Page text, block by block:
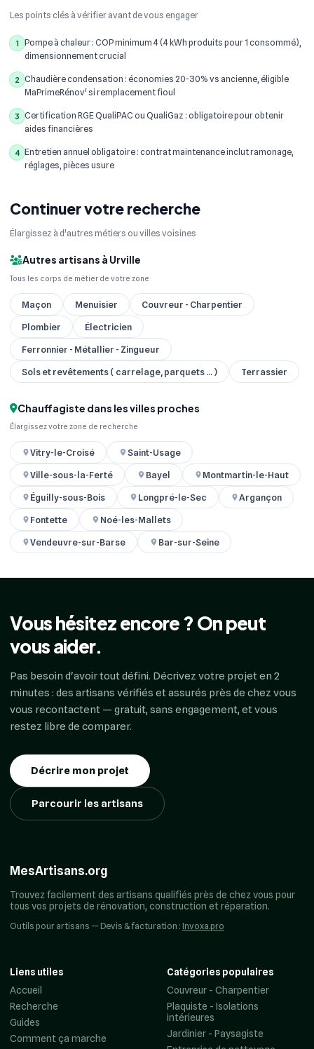
Les points clés à vérifier avant de vous engager
1
Pompe à chaleur : COP minimum 4 (4 kWh produits pour 1 consommé),
dimensionnement crucial
2
Chaudière condensation : économies 20-30% vs ancienne, éligible
MaPrimeRénov' si remplacement fioul
3
Certification RGE QualiPAC ou QualiGaz : obligatoire pour obtenir
aides financières
4 Entretien annuel obligatoire : contrat maintenance inclut ramonage,
réglages, pièces usure
Continuer votre recherche
Élargissez à d'autres métiers ou villes voisines
Autres artisans à Urville
Tous les corps de métier de votre zone
Maçon Menuisier
Couvreur - Charpentier
Plombier
Électricien
Ferronnier - Métallier - Zingueur
Sols et revêtements ( carrelage, parquets ... )
Terrassier
Chauffagiste dans les villes proches
Élargissez votre zone de recherche
Vitry-le-Croisé
Saint-Usage
Ville-sous-la-Ferté
Bayel
Montmartin-le-Haut
Éguilly-sous-Bois
Longpré-le-Sec
Argançon
Fontette
Noé-les-Mallets
Vendeuvre-sur-Barse
Bar-sur-Seine
Vous hésitez encore ? On peut
vous aider.
Pas besoin d'avoir tout défini. Décrivez votre projet en 2
minutes : des artisans vérifiés et assurés près de chez vous
vous recontactent — gratuit, sans engagement, et vous
restez libre de comparer.
Décrire mon projet
Parcourir les artisans
MesArtisans.org
Trouvez facilement des artisans qualifiés près de chez vous pour
tous vos projets de rénovation, construction et réparation.
Outils pour artisans — Devis & facturation : Invoxa.pro
Liens utiles
Accueil
Recherche
Guides
Comment ça marche
Catégories populaires
Couvreur - Charpentier
Plaquiste - Isolations
intérieures
Jardinier - Paysagiste